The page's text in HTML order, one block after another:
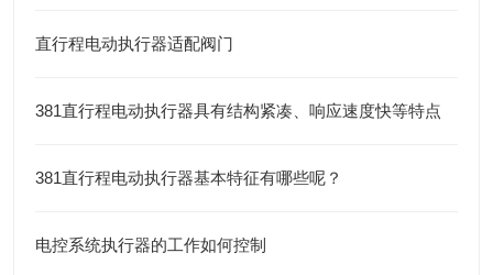
直行程电动执行器适配阀门
381直行程电动执行器具有结构紧凑、响应速度快等特点
381直行程电动执行器基本特征有哪些呢？
电控系统执行器的工作如何控制